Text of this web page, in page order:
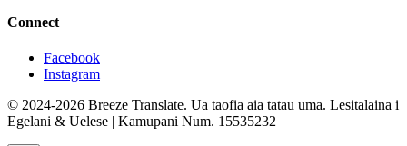
Connect
Facebook
Instagram
© 2024-2026 Breeze Translate. Ua taofia aia tatau uma. Lesitalaina i
Egelani & Uelese | Kamupani Num. 15535232